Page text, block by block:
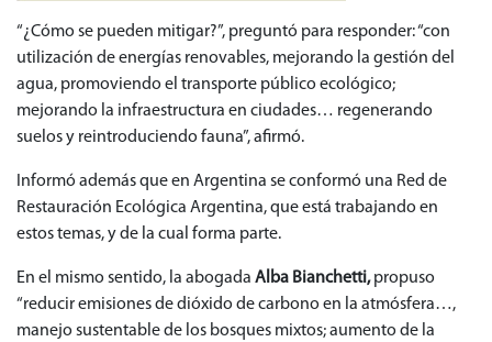
“¿Cómo se pueden mitigar?”, preguntó para responder: “con
utilización de energías renovables, mejorando la gestión del
agua, promoviendo el transporte público ecológico;
mejorando la infraestructura en ciudades… regenerando
suelos y reintroduciendo fauna”, afirmó.
Informó además que en Argentina se conformó una Red de
Restauración Ecológica Argentina, que está trabajando en
estos temas, y de la cual forma parte.
En el mismo sentido, la abogada Alba Bianchetti,propuso
“reducir emisiones de dióxido de carbono en la atmósfera…,
manejo sustentable de los bosques mixtos; aumento de la